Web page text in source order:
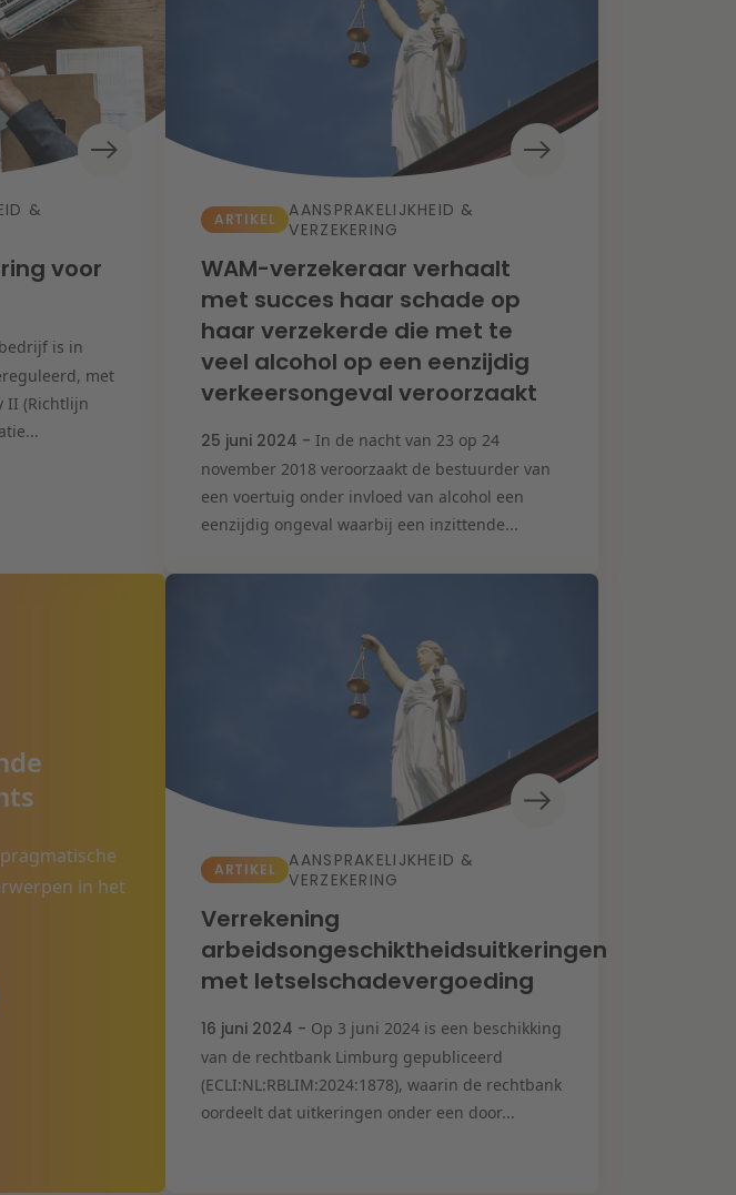
&
voor
is in
met
II (Richtlijn
ARTIKEL
AANSPRAKELIJKHEID &
VERZEKERING
WAM-verzekeraar verhaalt
met succes haar schade op
haar verzekerde die met te
veel alcohol op een eenzijdig
verkeersongeval veroorzaakt
25 juni 2024 - In de nacht van 23 op 24
november 2018 veroorzaakt de bestuurder van
een voertuig onder invloed van alcohol een
eenzijdig ongeval waarbij een inzittende...
in het
ARTIKEL
AANSPRAKELIJKHEID &
VERZEKERING
Verrekening
arbeidsongeschiktheidsuitkeringen
met letselschadevergoeding
16 juni 2024 - Op 3 juni 2024 is een beschikking
van de rechtbank Limburg gepubliceerd
(ECLI:NL:RBLIM:2024:1878), waarin de rechtbank
oordeelt dat uitkeringen onder een door...